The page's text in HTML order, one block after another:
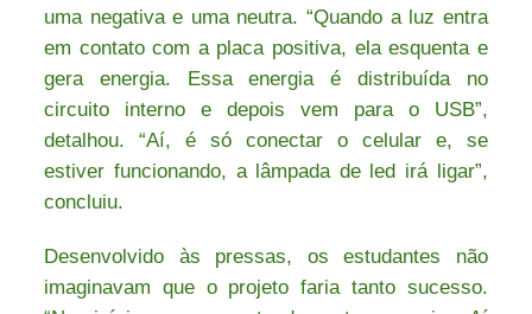
uma negativa e uma neutra. “Quando a luz entra
em contato com a placa positiva, ela esquenta e
gera energia. Essa energia é distribuída no
circuito interno e depois vem para o USB”,
detalhou. “Aí, é só conectar o celular e, se
estiver funcionando, a lâmpada de led irá ligar”,
concluiu.
Desenvolvido às pressas, os estudantes não
imaginavam que o projeto faria tanto sucesso.